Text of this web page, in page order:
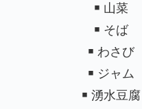
￭ 山菜
￭ そば
￭ わさび
￭ ジャム
￭ 湧水豆腐